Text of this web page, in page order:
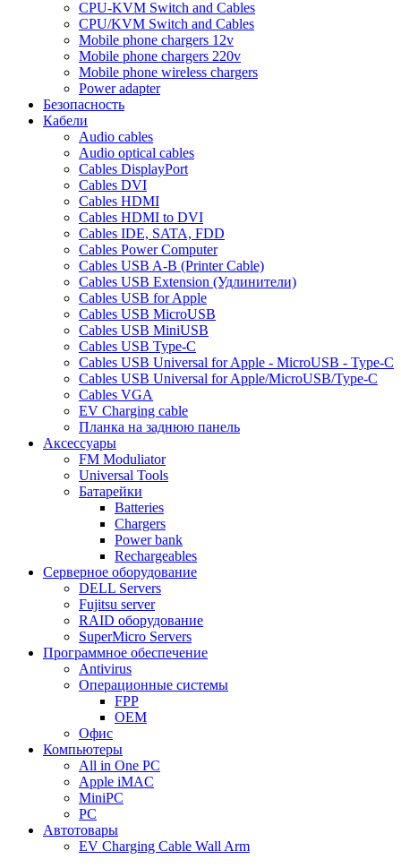
CPU-KVM Switch and Cables
CPU/KVM Switch and Cables
Mobile phone chargers 12v
Mobile phone chargers 220v
Mobile phone wireless chargers
Power adapter
Безопасность
Кабели
Audio cables
Audio optical cables
Cables DisplayPort
Cables DVI
Cables HDMI
Cables HDMI to DVI
Cables IDE, SATA, FDD
Cables Power Computer
Cables USB A-B (Printer Cable)
Cables USB Extension (Удлинители)
Cables USB for Apple
Cables USB MicroUSB
Cables USB MiniUSB
Cables USB Type-C
Cables USB Universal for Apple - MicroUSB - Type-C
Cables USB Universal for Apple/MicroUSB/Type-C
Cables VGA
EV Charging cable
Планка на заднюю панель
Аксессуары
FM Moduliator
Universal Tools
Батарейки
Batteries
Chargers
Power bank
Rechargeables
Серверное оборудование
DELL Servers
Fujitsu server
RAID оборудование
SuperMicro Servers
Программное обеспечение
Antivirus
Операционные системы
FPP
OEM
Офис
Компьютеры
All in One PC
Apple iMAC
MiniPC
PC
Автотовары
EV Charging Cable Wall Arm